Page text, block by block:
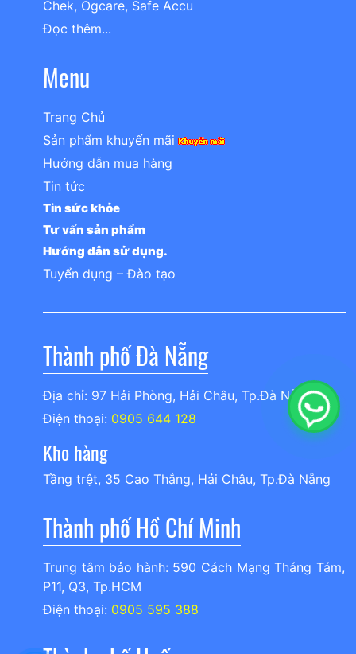
Chek, Ogcare, Safe Accu
Đọc thêm...
Menu
Trang Chủ
Sản phẩm khuyến mãi
Hướng dẫn mua hàng
Tin tức
Tin sức khỏe
Tư vấn sản phẩm
Hướng dẫn sử dụng.
Tuyển dụng – Đào tạo
Thành phố Đà Nẵng
Địa chỉ: 97 Hải Phòng, Hải Châu, Tp.Đà Nẵng
Điện thoại: 0905 644 128
Kho hàng
Tầng trệt, 35 Cao Thắng, Hải Châu, Tp.Đà Nẵng
Thành phố Hồ Chí Minh
Trung tâm bảo hành: 590 Cách Mạng Tháng Tám,
P11, Q3, Tp.HCM
Điện thoại: 0905 595 388